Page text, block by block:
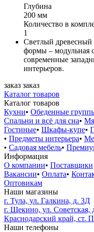
Глубина
200 мм
Количество в
1
Светлый древесный
формы – модульная
современные
интерьеров.
заказ заказ
Каталог товаров
Каталог товаров
Кухни• Обеденные
Спальни и всё для сна•
Гостиные• Шкафы-купе•
• Предметы интерьера•
• Садовая мебель•
Информация
О компании• Поставщики
Вакансии• Оплата•
Оптовикам
Наши магазины
г. Тула, ул. Галкина, д. 3Д
г. Щекино, ул. Советская,
Краснодарский край, ст.
Наши телефоны